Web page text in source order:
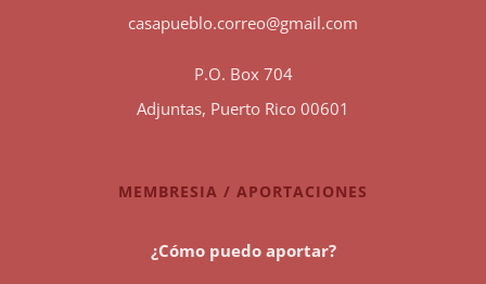
casapueblo.correo@gmail.com
P.O. Box 704
Adjuntas, Puerto Rico 00601
MEMBRESIA / APORTACIONES
¿Cómo puedo aportar?